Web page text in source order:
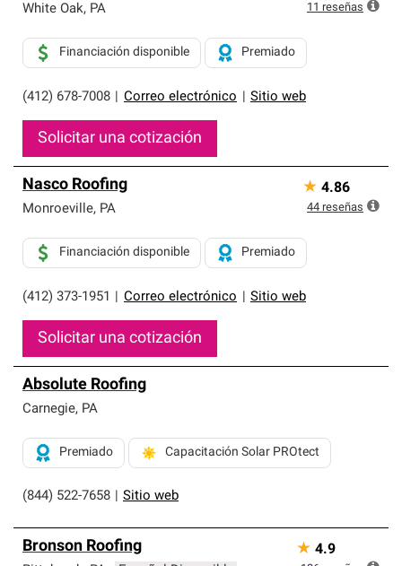
White Oak, PA
(412) 678-7008 Correo electrónico Sitio web
Financiación disponible Premiado
Solicitar una cotización
11 reseñas
Nasco Roofing
Monroeville, PA
(412) 373-1951 Correo electrónico Sitio web
Financiación disponible Premiado
Solicitar una cotización
★ 4.86
44 reseñas
Absolute Roofing
Carnegie, PA
(844) 522-7658 Sitio web
Premiado Capacitación Solar PROtect
Bronson Roofing ★ 4.9